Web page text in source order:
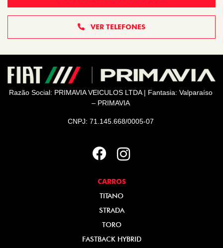
VER TELEFONES
Razão Social: PRIMAVIA VEICULOS LTDA | Fantasia: Valparaíso
– PRIMAVIA
CNPJ: 71.145.668/0005-07
CARROS
TITANO
STRADA
TORO
FASTBACK HYBRID